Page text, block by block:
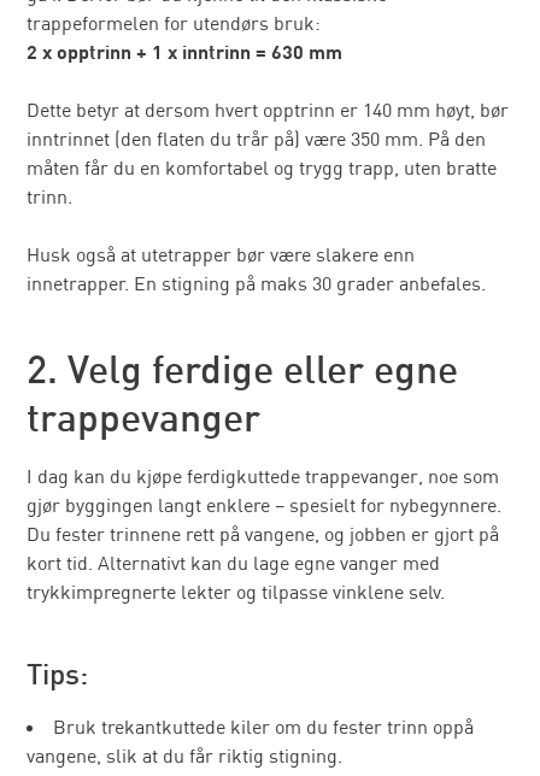
trappeformelen for utendørs bruk:
2 x opptrinn + 1 x inntrinn = 630 mm
Dette betyr at dersom hvert opptrinn er 140 mm høyt, bør
inntrinnet (den flaten du trår på) være 350 mm. På den
måten får du en komfortabel og trygg trapp, uten bratte
trinn.
Husk også at utetrapper bør være slakere enn
innetrapper. En stigning på maks 30 grader anbefales.
2. Velg ferdige eller egne
trappevanger
I dag kan du kjøpe ferdigkuttede trappevanger, noe som
gjør byggingen langt enklere – spesielt for nybegynnere.
Du fester trinnene rett på vangene, og jobben er gjort på
kort tid. Alternativt kan du lage egne vanger med
trykkimpregnerte lekter og tilpasse vinklene selv.
Tips:
Bruk trekantkuttede kiler om du fester trinn oppå
vangene, slik at du får riktig stigning.